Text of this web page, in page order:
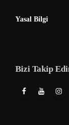
Yasal Bilgi
Bizi Takip